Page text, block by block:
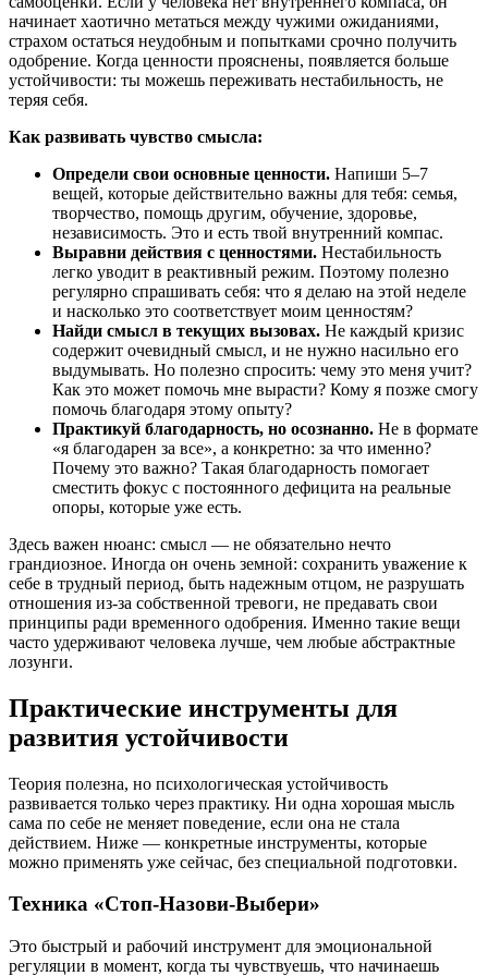
начинает хаотично метаться между чужими ожиданиями,
страхом остаться неудобным и попытками срочно получить
одобрение. Когда ценности прояснены, появляется больше
устойчивости: ты можешь переживать нестабильность, не
теряя себя.
Как развивать чувство смысла:
Определи свои основные ценности. Напиши 5–7
вещей, которые действительно важны для тебя: семья,
творчество, помощь другим, обучение, здоровье,
независимость. Это и есть твой внутренний компас.
Выравни действия с ценностями. Нестабильность
легко уводит в реактивный режим. Поэтому полезно
регулярно спрашивать себя: что я делаю на этой неделе
и насколько это соответствует моим ценностям?
Найди смысл в текущих вызовах. Не каждый кризис
содержит очевидный смысл, и не нужно насильно его
выдумывать. Но полезно спросить: чему это меня учит?
Как это может помочь мне вырасти? Кому я позже смогу
помочь благодаря этому опыту?
Практикуй благодарность, но осознанно. Не в формате
«я благодарен за все», а конкретно: за что именно?
Почему это важно? Такая благодарность помогает
сместить фокус с постоянного дефицита на реальные
опоры, которые уже есть.
Здесь важен нюанс: смысл — не обязательно нечто
грандиозное. Иногда он очень земной: сохранить уважение к
себе в трудный период, быть надежным отцом, не разрушать
отношения из-за собственной тревоги, не предавать свои
принципы ради временного одобрения. Именно такие вещи
часто удерживают человека лучше, чем любые абстрактные
лозунги.
Практические инструменты для
развития устойчивости
Теория полезна, но психологическая устойчивость
развивается только через практику. Ни одна хорошая мысль
сама по себе не меняет поведение, если она не стала
действием. Ниже — конкретные инструменты, которые
можно применять уже сейчас, без специальной подготовки.
Техника «Стоп-Назови-Выбери»
Это быстрый и рабочий инструмент для эмоциональной
регуляции в момент, когда ты чувствуешь, что начинаешь